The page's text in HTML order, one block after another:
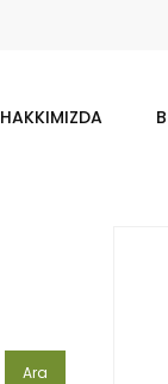
HAKKIMIZDA
Ara